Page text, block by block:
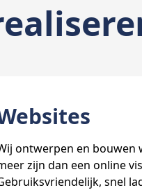
ontwerpen en bouwen
zijn dan een online
snel